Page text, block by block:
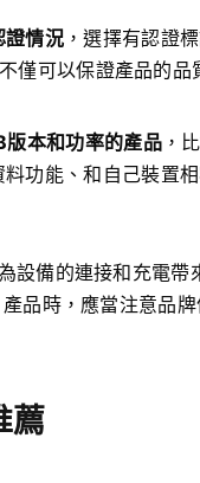
證情況，選擇有認證
僅可以保證產品的
本和功率的產品，
功能、和自己裝置
設備的連接和充電帶
品時，應當注意品
薦